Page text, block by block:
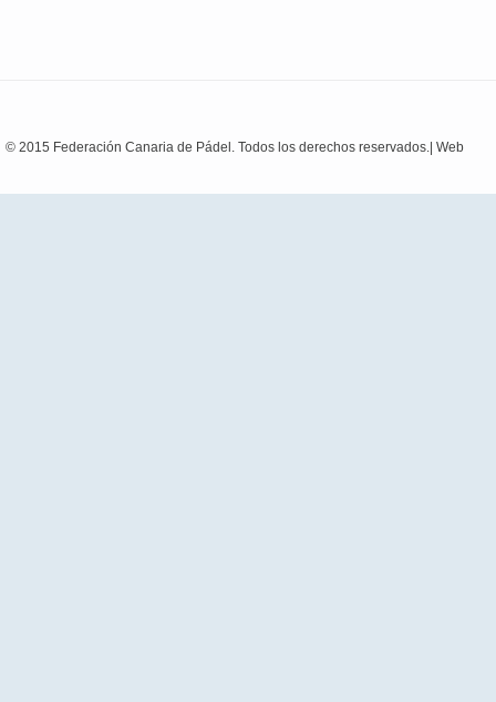
© 2015 Federación Canaria de Pádel. Todos los derechos reservados.| Web